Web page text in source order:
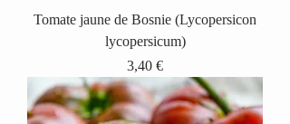
Tomate jaune de Bosnie (Lycopersicon
lycopersicum)
Prix
3,40 €